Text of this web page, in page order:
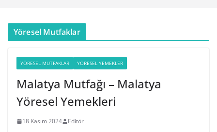
Yöresel Mutfaklar
YÖRESEL MUTFAKLAR YÖRESEL YEMEKLER
Malatya Mutfağı – Malatya
Yöresel Yemekleri
18 Kasım 2024 Editör